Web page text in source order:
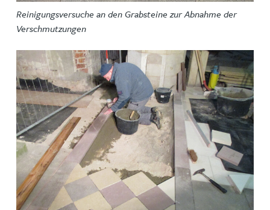
Reinigungsversuche an den Grabsteine zur Abnahme der
Verschmutzungen